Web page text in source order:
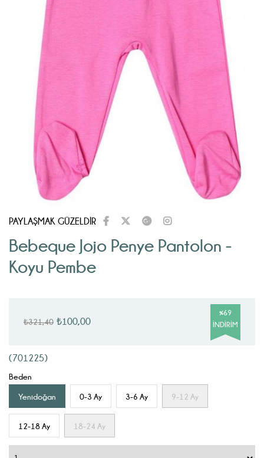
PAYLAŞMAK GÜZELDİR
Bebeque Jojo Penye Pantolon -
Koyu Pembe
₺321,40 ₺100,00
%69
İNDIRIM
(701225)
Beden
Yenidoğan 0-3 Ay 3-6 Ay 9-12 Ay
12-18 Ay 18-24 Ay